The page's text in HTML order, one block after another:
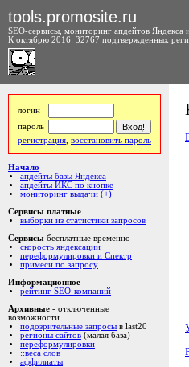
tools.promosite.ru
SEO-сервисы, мониторинг апдейтов Яндекса
К октябрю 2016: 32767 подтвержденных
логин
пароль
регистрация восстановить пароль
Начало
апдейты базы Яндекса
апдейты ИКС по кнопке
мониторинг выдачи (+)
Сервисы платные
выборки из статистики запросов
Сервисы бесплатные временно
скорость яндексации
переформулировки и Спектр
примеси по запросу
Информационное
рейтинг SEO-компаний
Архивные - отключенные
возможности
подозрительные запросы в last20
регионы сайтов (малая база)
переформулировки
::веса слов
аффилиаты